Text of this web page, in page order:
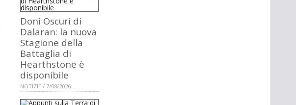
Doni Oscuri di
Dalaran: la nuova
Stagione della
Battaglia di
Hearthstone è
disponibile
NOTIZIE / 7/08/2026